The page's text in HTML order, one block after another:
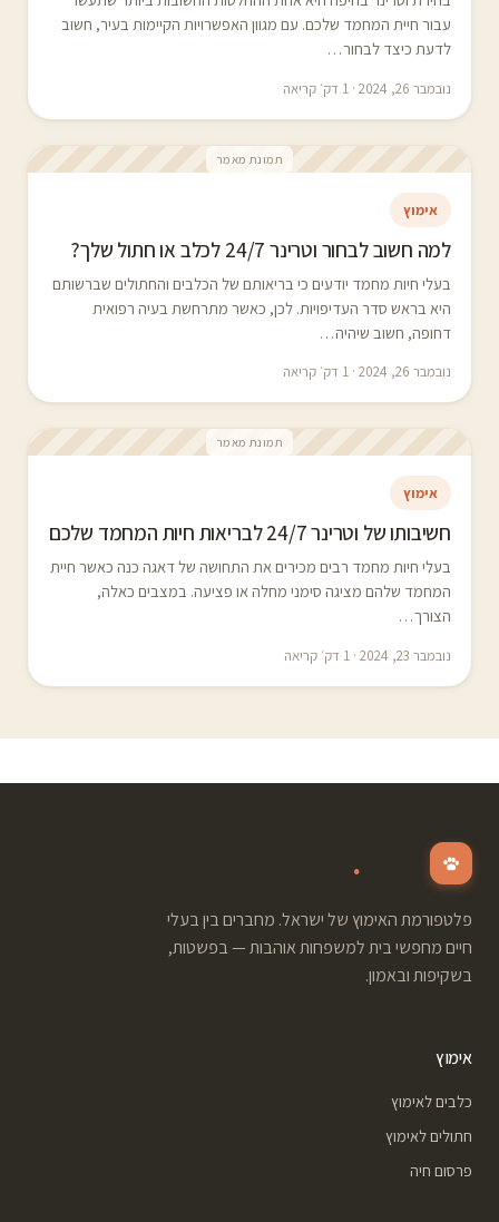
עבור חיית המחמד שלכם. עם מגוון האפשרויות הקיימות בעיר, חשוב
לדעת כיצד לבחור…
נובמבר 26, 2024 · 1 דק׳ קריאה
תמונת מאמר
אימוץ
למה חשוב לבחור וטרינר 24/7 לכלב או חתול שלך?
בעלי חיות מחמד יודעים כי בריאותם של הכלבים והחתולים שברשותם
היא בראש סדר העדיפויות. לכן, כאשר מתרחשת בעיה רפואית
דחופה, חשוב שיהיה…
נובמבר 26, 2024 · 1 דק׳ קריאה
תמונת מאמר
אימוץ
חשיבותו של וטרינר 24/7 לבריאות חיות המחמד שלכם
בעלי חיות מחמד רבים מכירים את התחושה של דאגה כנה כאשר חיית
המחמד שלהם מציגה סימני מחלה או פציעה. במצבים כאלה,
הצורך…
נובמבר 23, 2024 · 1 דק׳ קריאה
.
פלטפורמת האימוץ של ישראל. מחברים בין בעלי
חיים מחפשי בית למשפחות אוהבות — בפשטות,
בשקיפות ובאמון.
אימוץ
כלבים לאימוץ
חתולים לאימוץ
פרסום חיה